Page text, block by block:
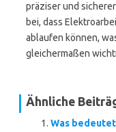
präziser und
bei, dass
ablaufen können,
gleichermaßen
Ähnliche
Was